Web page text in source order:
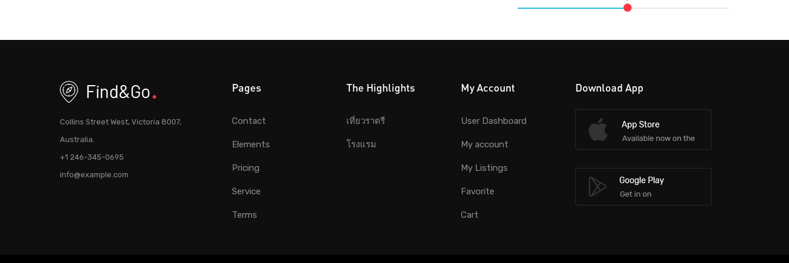
Collins Street West, Victoria 8007,
Australia.
+1 246-345-0695
info@example.com
Pages
Contact
Elements
Pricing
Service
Terms
The Highlights
เที่ยวราตรี
โรงแรม
My Account
User Dashboard
My account
My Listings
Favorite
Cart
Download App